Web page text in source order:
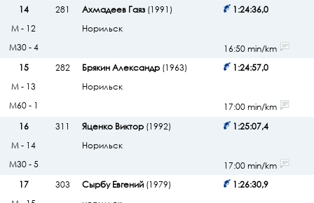
14
281 Ахмадеев Гаяз(1991)
Норильск
1:24:36,0
М - 12
М30 - 4
16:50 min/km
15
282 Брякин Александр(1963)
Норильск
1:24:57,0
М - 13
М60 - 1
17:00 min/km
16
311 Яценко Виктор(1992)
Норильск
1:25:07,4
М - 14
М30 - 5
17:00 min/km
17
303 Сырбу Евгений(1979)
1:26:30,9